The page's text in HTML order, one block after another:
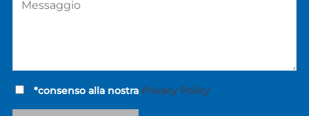
*consenso alla nostra Privacy Policy